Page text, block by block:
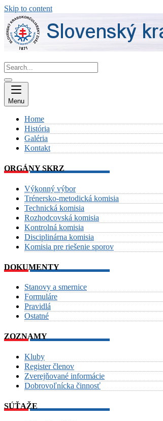
Skip to content
Menu
Home
História
Galéria
Kontakt
ORGÁNY SKRZ
Výkonný výbor
Trénersko-metodická komisia
Technická komisia
Rozhodcovská komisia
Kontrolná komisia
Disciplinárna komisia
Komisia pre riešenie sporov
DOKUMENTY
Stanovy a smernice
Formuláre
Pravidlá
Ostatné
ZOZNAMY
Kluby
Register členov
Zverejňované informácie
Dobrovoľnícka činnosť
SÚŤAŽE